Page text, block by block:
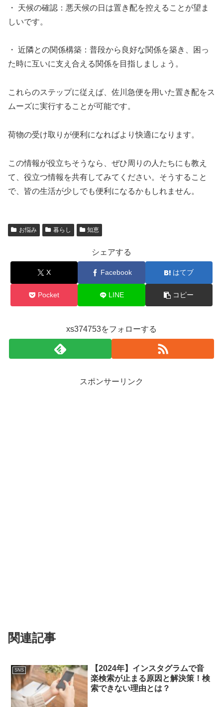
・ 天候の確認：悪天候の日は置き配を控えることが望ま
しいです。
・ 近隣との関係構築：普段から良好な関係を築き、困っ
た時に互いに支え合える関係を目指しましょう。
これらのステップに従えば、佐川急便を用いた置き配をス
ムーズに実行することが可能です。
荷物の受け取りが便利になればより快適になります。
この情報が役立ちそうなら、ぜひ周りの人たちにも教え
て、役立つ情報を共有してみてください。そうすること
で、皆の生活が少しでも便利になるかもしれません。
お悩み 暮らし 知恵
シェアする
X Facebook はてブ
Pocket LINE コピー
xs374753をフォローする
スポンサーリンク
関連記事
SNS
【2024年】インスタグラムで音
楽検索が止まる原因と解決策！検
索できない理由とは？